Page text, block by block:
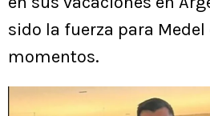
sido la fuerza para Medel
momentos.